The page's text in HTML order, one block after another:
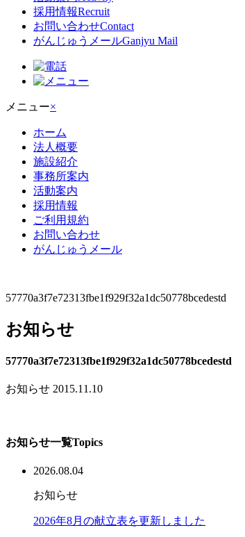
採用情報Recruit
お問い合わせContact
がんじゅうメールGanjyu Mail
メニュー×
ホーム
法人概要
施設紹介
事務所案内
活動案内
採用情報
ご利用規約
お問い合わせ
がんじゅうメール
57770a3f7e72313fbe1f929f32a1dc50778bcedestd
お知らせ
57770a3f7e72313fbe1f929f32a1dc50778bcedestd
お知らせ 2015.11.10
お知らせ一覧Topics
2026.08.04
お知らせ
2026年8月の献立表を更新しました